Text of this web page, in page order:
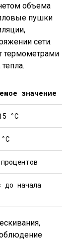
объема
пушки
сети.
термометрами
значение
°C
до начала